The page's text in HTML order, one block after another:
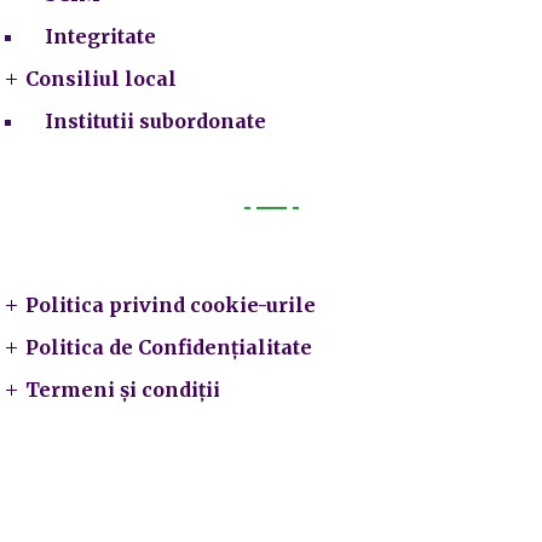
Integritate
Consiliul local
Institutii subordonate
Politica privind cookie-urile
Politica de Confidențialitate
Termeni și condiții